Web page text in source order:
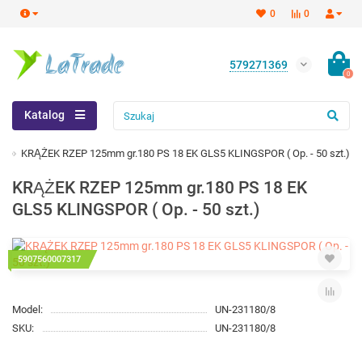
0
0
579271369
0
Katalog
KRĄŻEK RZEP 125mm gr.180 PS 18 EK GLS5 KLINGSPOR ( Op. - 50 szt.)
KRĄŻEK RZEP 125mm gr.180 PS 18 EK
GLS5 KLINGSPOR ( Op. - 50 szt.)
5907560007317
Model:
UN-231180/8
SKU:
UN-231180/8